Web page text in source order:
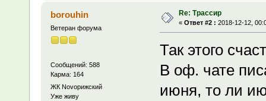
borouhin
Ветеран форума
Сообщений: 588
Карма: 164
ЖК Novoрижский
Уже живу
Re: Трассир
« Ответ #2 : 2018-12-12,
Так этого
В оф. чате
июня, то ли